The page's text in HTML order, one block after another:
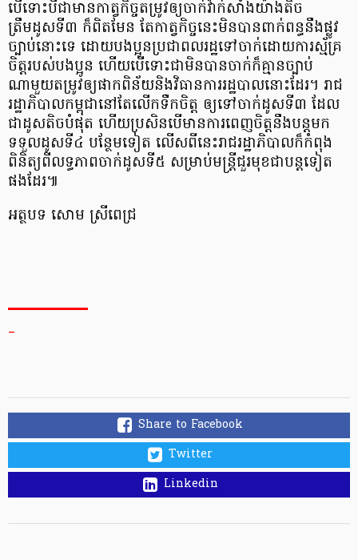
បើទោះបីជាមានកាត្វកិច្ចតម្រូវឲ្យចាក់វ៉ាក់សាំងយ៉ាងតិច
ត្រឹមដូសទី៣ ក៏ពិតមែន តែកាត្វកិច្ចនេះមិនបានពាក់ពន្ធនឹងផ្លូវ
ច្បាប់នោះទេ ដោយបងប្អូនប្រជាពលរដ្ឋទៅចាក់ដោយការស្ម័គ្រ
ចិត្តរបស់បងប្អូន ហើយបើទោះជាមិនបានចាក់ក៏គ្មានច្បាប់
ណាមួយតម្រូវឲ្យផាកពិន័យនិងវិធានការរដ្ឋបាលនោះដែរ។ រាជ
រដ្ឋាភិបាលកម្ពុជានៅតែលើកទឺកចិត្ត ឲ្យទៅចាក់ដូសទី៣ ដែល
ជាដូសតិចបំផុត ហើយប្រសិនបើមានការពេញចិត្តនឹងបន្តមក
ទទួលដូសទី៤ បន្ថែមទៀត លើសពីនេះរាជរដ្ឋាភិបាលក៏កំពុង
ពិនិត្យពីលទ្ធភាពចាក់ដូសទី៥ សម្រាប់មន្ត្រីជួរមុខជាបន្តទៀត
ផងដែរ៕
អត្ថបទ សោម ស្រីពេជ្រ
_
Share to Facebook
Twitter
Linkedin